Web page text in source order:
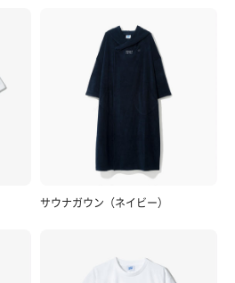
サウナガウン（ネイビー）